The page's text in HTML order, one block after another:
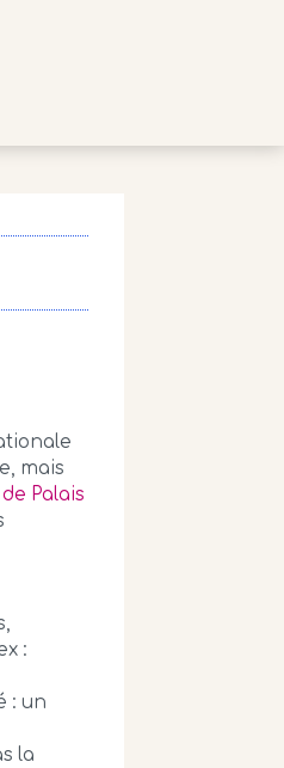
mais
Palais
:
: un
la